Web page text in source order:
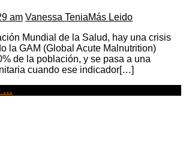
am Vanessa TeniaMás Leido
Mundial de la Salud, hay una crisis
la GAM (Global Acute Malnutrition)
de la población, y se pasa a una
cuando ese indicador[…]
…